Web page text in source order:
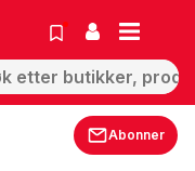
Abonner